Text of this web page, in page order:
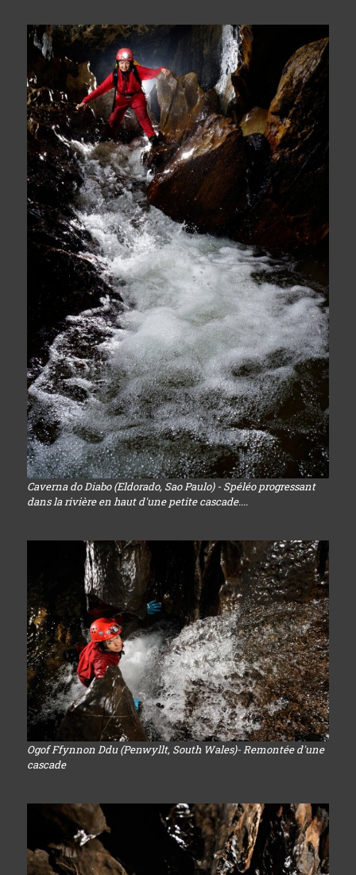
Caverna do Diabo (Eldorado, Sao Paulo) - Spéléo progressant
dans la rivière en haut d'une petite cascade....
Ogof Ffynnon Ddu (Penwyllt, South Wales)- Remontée d'une
cascade